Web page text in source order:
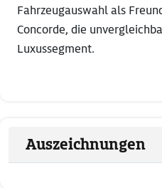
Fahrzeugauswahl als
Concorde, die
Luxussegment.
Auszeichnungen